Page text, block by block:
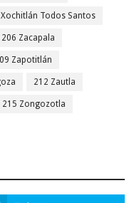
Todos Santos
206 Zacapala
Zapotitlán
212 Zautla
215 Zongozotla